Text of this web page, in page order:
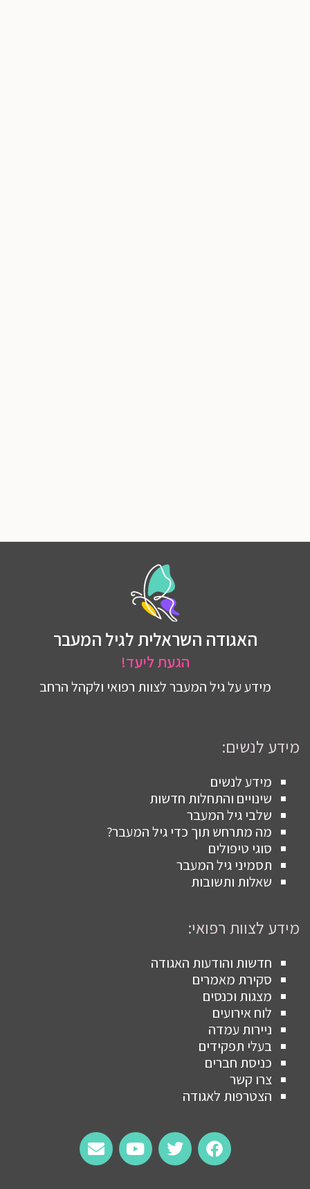
האגודה השראלית לגיל המעבר
הגעת ליעד!
מידע על גיל המעבר לצוות רפואי ולקהל הרחב
מידע לנשים:
מידע לנשים
שינויים והתחלות חדשות
שלבי גיל המעבר
מה מתרחש תוך כדי גיל המעבר?
סוגי טיפולים
תסמיני גיל המעבר
שאלות ותשובות
מידע לצוות רפואי:
חדשות והודעות האגודה
סקירת מאמרים
מצגות וכנסים
לוח אירועים
ניירות עמדה
בעלי תפקידים
כניסת חברים
צרו קשר
הצטרפות לאגודה